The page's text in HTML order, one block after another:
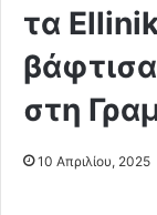
τα
στη
10 Απριλίου, 2025